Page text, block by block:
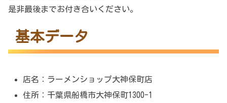
是非最後までお付き合いください。
基本データ
店名：ラーメンショップ大神保町店
住所：千葉県船橋市大神保町1300-1